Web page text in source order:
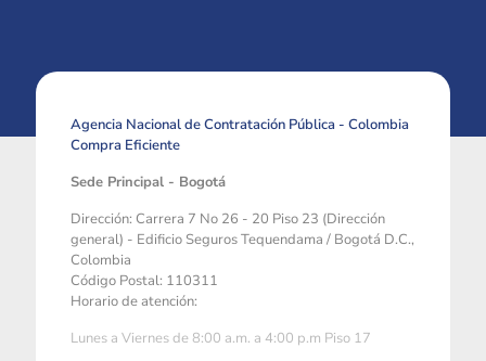
Agencia Nacional de Contratación Pública - Colombia
Compra Eficiente
Sede Principal - Bogotá
Dirección: Carrera 7 No 26 - 20 Piso 23 (Dirección
general) - Edificio Seguros Tequendama / Bogotá D.C.,
Colombia
Código Postal: 110311
Horario de atención:
Lunes a Viernes de 8:00 a.m. a 4:00 p.m Piso 17